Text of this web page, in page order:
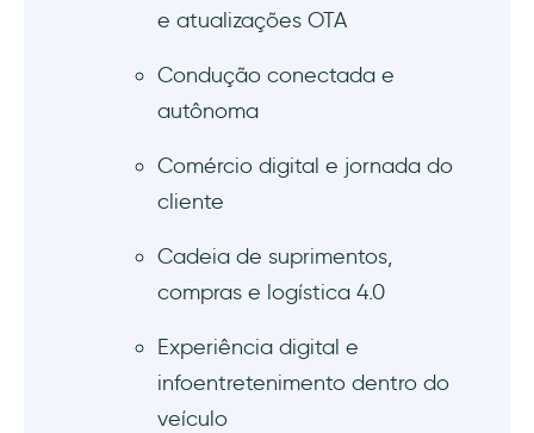
Conclusãoe atualizações OTA
Condução conectada e
autônoma
Comércio digital e jornada do
cliente
Cadeia de suprimentos,
compras e logística 4.0
Experiência digital e
infoentretenimento dentro do
veículo